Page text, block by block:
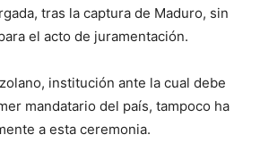
tras la captura de Maduro, sin
el acto de juramentación.
institución ante la cual debe
mandatario del país, tampoco ha
a esta ceremonia.